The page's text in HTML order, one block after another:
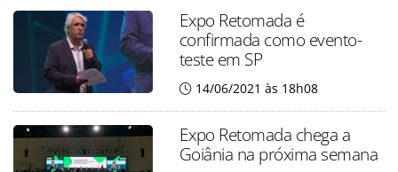
Expo Retomada é
confirmada como evento-
teste em SP
14/06/2021 às 18h08
Expo Retomada chega a
Goiânia na próxima semana